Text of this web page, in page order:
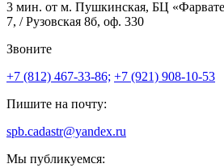
3 мин. от м. Пушкинская, БЦ
7, / Рузовская 8б, оф. 330
Звоните
+7 (812) 467-33-86; +7 (921) 908-10-53
Пишите на почту:
spb.cadastr@yandex.ru
Мы публикуемся: